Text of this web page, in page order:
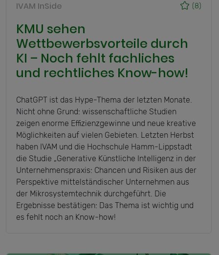
(8)
IVAM InSide
KMU sehen
Wettbewerbsvorteile durch
KI – Noch fehlt fachliches
und rechtliches Know-how!
ChatGPT ist das Hype-Thema der letzten Monate.
Nicht ohne Grund: wissenschaftliche Studien
zeigen enorme Effizienzgewinne und neue kreative
Möglichkeiten auf vielen Gebieten. Letzten Herbst
haben IVAM und die Hochschule Hamm-Lippstadt
die Studie „Generative Künstliche Intelligenz in der
Unternehmenspraxis: Chancen und Risiken aus der
Perspektive mittelständischer Unternehmen aus
der Mikrosystemtechnik durchgeführt. Die
Ergebnisse bestätigen: Das Thema ist wichtig und
es fehlt noch an Know-how!